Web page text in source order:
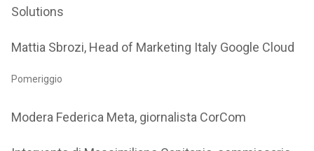
Solutions
Mattia Sbrozi, Head of Marketing Italy Google Cloud
Pomeriggio
Modera Federica Meta, giornalista CorCom